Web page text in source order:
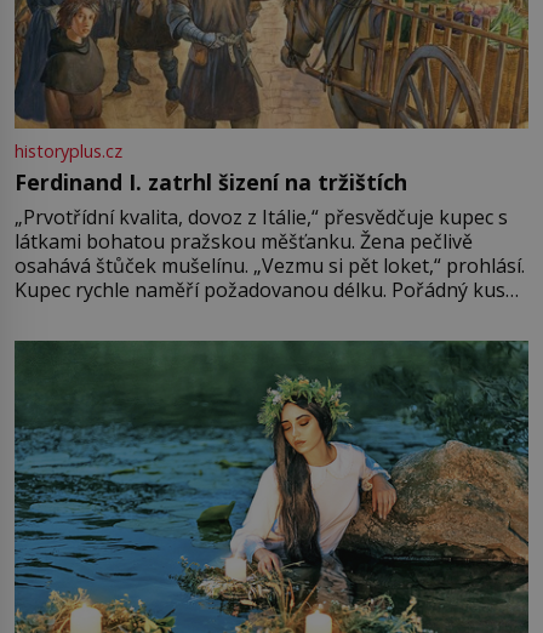
historyplus.cz
Ferdinand I. zatrhl šizení na tržištích
„Prvotřídní kvalita, dovoz z Itálie,“ přesvědčuje kupec s
látkami bohatou pražskou měšťanku. Žena pečlivě
osahává štůček mušelínu. „Vezmu si pět loket,“ prohlásí.
Kupec rychle naměří požadovanou délku. Pořádný kus
milostpaní. Stačí jenom na sukni,“ zhodnotí švadlena
množství růžového mušelínu. „Ošidili vás, podívejte.“